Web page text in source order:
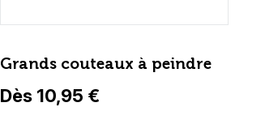
Grands couteaux à peindre
Dès 10,95 €